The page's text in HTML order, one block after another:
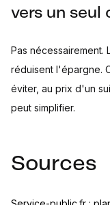
vers un seul
Pas nécessairement.
réduisent l'épargne.
éviter, au prix d'un
peut simplifier.
Sources